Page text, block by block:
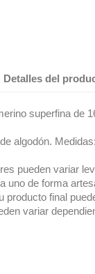
Detalles del
superfina de
algodón.
pueden variar
uno de forma
producto final
variar